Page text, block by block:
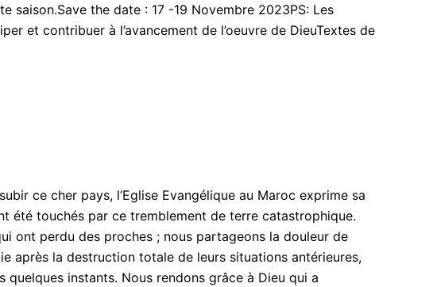
saison.Save the date : 17 -19 Novembre 2023PS: Les
et contribuer à l’avancement de l’oeuvre de DieuTextes de
ce cher pays, l’Eglise Evangélique au Maroc exprime sa
été touchés par ce tremblement de terre catastrophique.
ont perdu des proches ; nous partageons la douleur de
après la destruction totale de leurs situations antérieures,
instants. Nous rendons grâce à Dieu qui a